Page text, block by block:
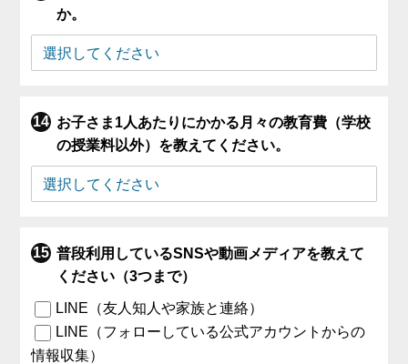
か。
お子さま1人あたりにかかる月々の教育費（学校
の授業料以外）を教えてください。
普段利用しているSNSや動画メディアを教えて
ください（3つまで）
LINE（友人知人や家族と連絡）
LINE（フォローしている公式アカウントからの
情報収集）